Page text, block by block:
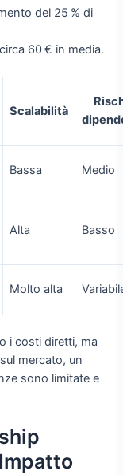
del 25 % di
60 € in media.
Scalabilità
Bassa Medio
Alta Basso
Molto alta
i costi diretti, ma
mercato, un
sono limitate e